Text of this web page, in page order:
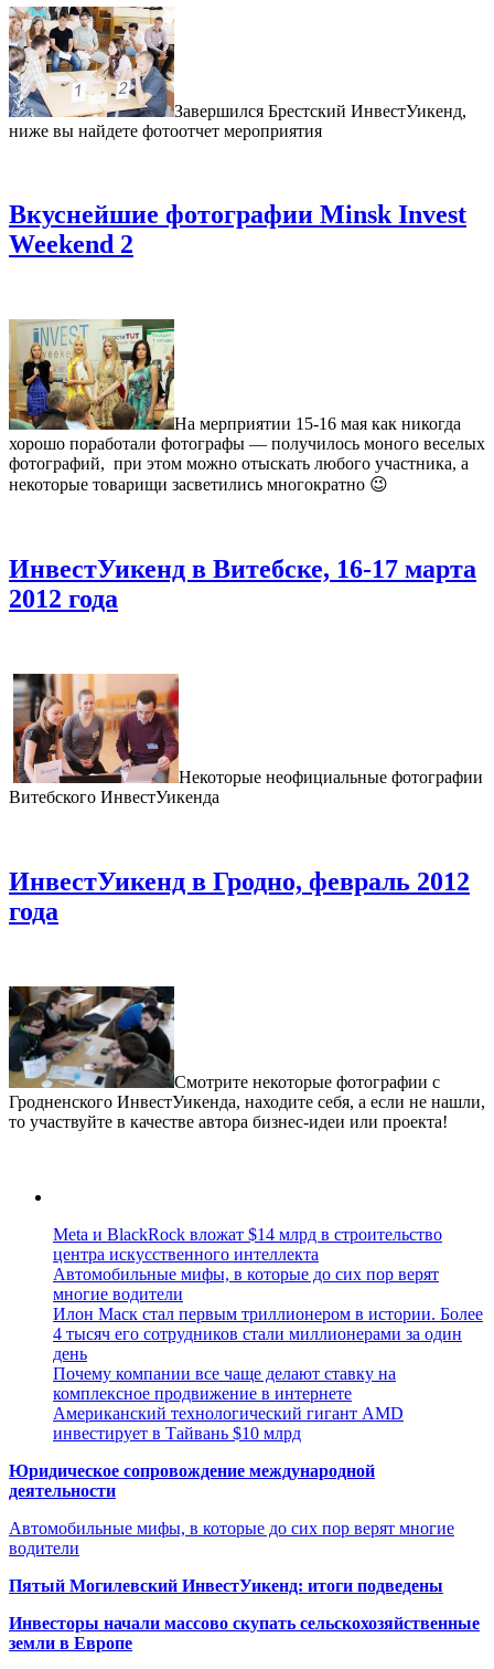
Завершился Брестский ИнвестУикенд,
ниже вы найдете фотоотчет мероприятия
Вкуснейшие фотографии Minsk Invest
Weekend 2
На мерприятии 15-16 мая как никогда
хорошо поработали фотографы — получилось моного веселых
фотографий, при этом можно отыскать любого участника, а
некоторые товарищи засветились многократно 😉
ИнвестУикенд в Витебске, 16-17 марта
2012 года
Некоторые неофициальные фотографии
Витебского ИнвестУикенда
ИнвестУикенд в Гродно, февраль 2012
года
Смотрите некоторые фотографии с
Гродненского ИнвестУикенда, находите себя, а если не нашли,
то участвуйте в качестве автора бизнес-идеи или проекта!
Meta и BlackRock вложат $14 млрд в строительство
центра искусственного интеллекта
Автомобильные мифы, в которые до сих пор верят
многие водители
Илон Маск стал первым триллионером в истории. Более
4 тысяч его сотрудников стали миллионерами за один
день
Почему компании все чаще делают ставку на
комплексное продвижение в интернете
Американский технологический гигант AMD
инвестирует в Тайвань $10 млрд
Юридическое сопровождение международной
деятельности
Автомобильные мифы, в которые до сих пор верят многие
водители
Пятый Могилевский ИнвестУикенд: итоги подведены
Инвесторы начали массово скупать сельскохозяйственные
земли в Европе